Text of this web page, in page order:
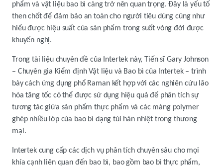
phẩm và vật liệu bao bì càng trở nên quan trọng. Đây là yếu tố
then chốt để đảm bảo an toàn cho người tiêu dùng cũng như
hiểu được hiệu suất của sản phẩm trong suốt vòng đời được
khuyến nghị.
Trong tài liệu chuyên đề của Intertek này, Tiến sĩ Gary Johnson
– Chuyên gia Kiểm định Vật liệu và Bao bì của Intertek – trình
bày cách ứng dụng phổ Raman kết hợp với các nghiên cứu lão
hóa tăng tốc có thể được sử dụng hiệu quả để phân tích sự
tương tác giữa sản phẩm thực phẩm và các màng polymer
ghép nhiều lớp của bao bì dạng túi hàn nhiệt trong thương
mại.
Intertek cung cấp các dịch vụ phân tích chuyên sâu cho mọi
khía cạnh liên quan đến bao bì, bao gồm bao bì thực phẩm,